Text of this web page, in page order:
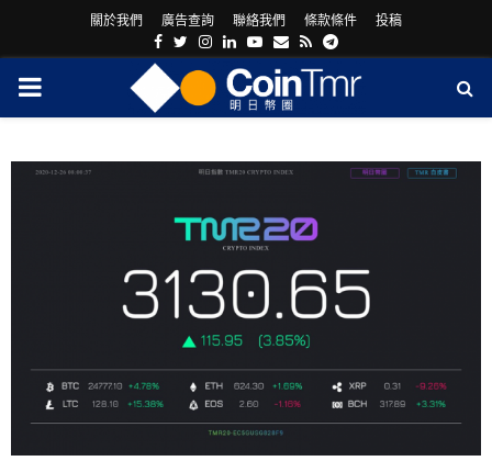
關於我們 廣告查詢 聯絡我們 條款條件 投稿
Facebook
Twitter
Instagram
LinkedinYoutube
Email
RssTelegram
PRIMARY